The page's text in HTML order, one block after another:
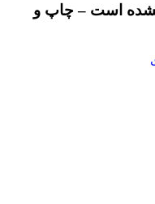
نشده است – چاپ و